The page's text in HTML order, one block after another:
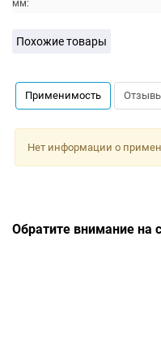
мм:
Похожие товары
Применимость
Нет информации о
Обратите внимание на